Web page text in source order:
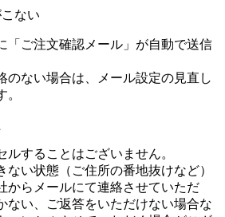
ない
「ご注文確認メール」が自動で送信
のない場合は、メール設定の見直し
ルすることはございません。
ない状態（ご住所の番地抜けなど）
からメールにて連絡させていただ
ない、ご返答をいただけない場合な